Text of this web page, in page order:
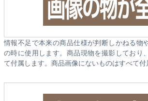
情報不足で本来の商品仕様が判断しかねる物
の時に使用します。商品現物を撮影しており
て付属します。商品画像にないものはすべて付